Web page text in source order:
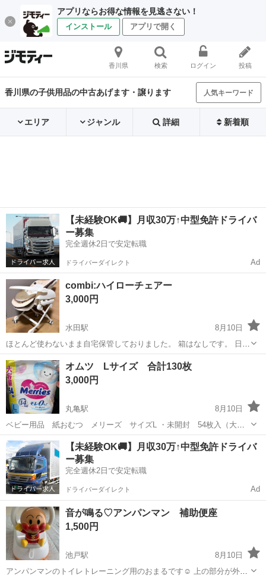
アプリならお得な情報を見逃さない！
インストール アプリで開く
香川県 検索 ログイン 投稿
香川県の子供用品の中古あげます・譲ります 人気キーワード
エリア ジャンル 詳細 新着順
【未経験OK🚚】月収30万↑中型免許ドライバ
ー募集
完全週休2日で安定転職
ドライバーダイレクト Ad
combi:ハイローチェアー
3,000円
水田駅
8月10日
ほとんど使わないまま自宅保管しておりました。 箱はなしです。 日の
当たらない所で保管しておりましたので 目立ったキズなどはありませ
ん。 こちらは手動となっております。
香川 高松市 ベビー用品
オムツ Lサイズ 合計130枚
3,000円
丸亀駅
8月10日
ベビー用品 紙おむつ メリーズ サイズL ・未開封 54枚入（大容
量タイプ） 2袋 ・開封済 22枚入 1袋 合計130枚 サイズアウ
トの為出品します。 よろしくお願いします。
香川 丸亀市 丸亀駅 ベビー用品 オムツ
【未経験OK🚚】月収30万↑中型免許ドライバ
ー募集
完全週休2日で安定転職
ドライバーダイレクト Ad
音が鳴る♡アンパンマン 補助便座
1,500円
池戸駅
8月10日
アンパンマンのトイレトレーニング用のおまるです☺︎ 上の部分が外